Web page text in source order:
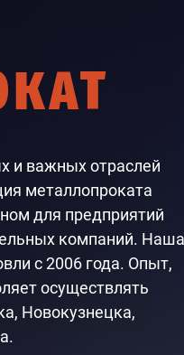
и важных отраслей
металлопроката
для предприятий
компаний. Наша
с 2006 года. Опыт,
осуществлять
Новокузнецка,